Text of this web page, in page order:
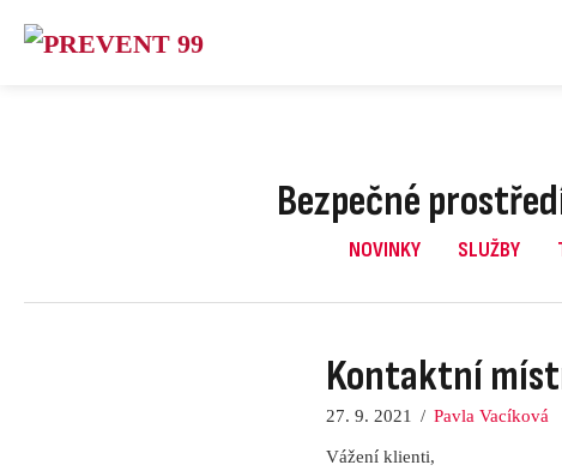
Bezpečné
NOVINKY SLUŽBY
Kontaktní
27. 9. 2021 / Pavla Vacíková
Vážení klienti,